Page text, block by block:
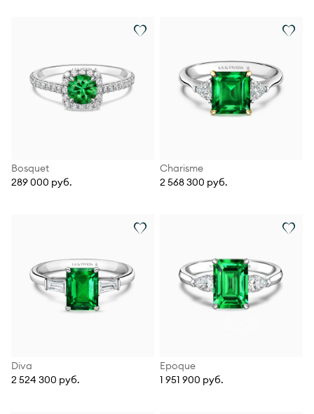
Bosquet
289 000 руб.
Charisme
2 568 300 руб.
Diva
2 524 300 руб.
Epoque
1 951 900 руб.